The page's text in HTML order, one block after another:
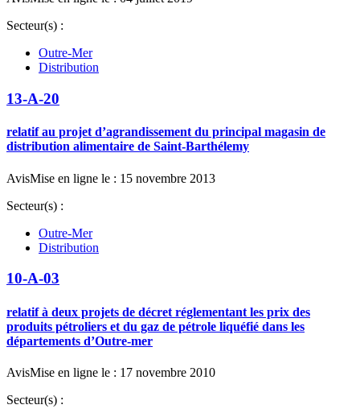
Secteur(s) :
Outre-Mer
Distribution
13-A-20
relatif au projet d’agrandissement du principal magasin de
distribution alimentaire de Saint-Barthélemy
AvisMise en ligne le : 15 novembre 2013
Secteur(s) :
Outre-Mer
Distribution
10-A-03
relatif à deux projets de décret réglementant les prix des
produits pétroliers et du gaz de pétrole liquéfié dans les
départements d’Outre-mer
AvisMise en ligne le : 17 novembre 2010
Secteur(s) :